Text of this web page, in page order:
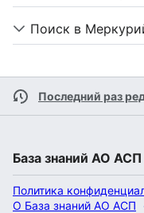
Поиск в
Последний раз
База знаний АО АСП
Политика
О База знаний АО АСП